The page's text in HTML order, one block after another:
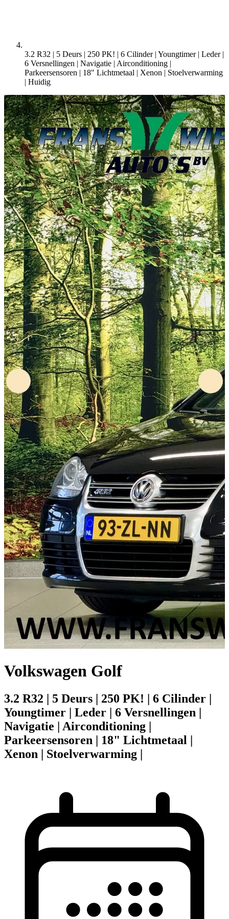
3.2 R32 | 5 Deurs | 250 PK! | 6 Cilinder | Youngtimer | Leder |
6 Versnellingen | Navigatie | Airconditioning |
Parkeersensoren | 18" Lichtmetaal | Xenon | Stoelverwarming
| Huidig
Volkswagen Golf
3.2 R32 | 5 Deurs | 250 PK! | 6 Cilinder |
Youngtimer | Leder | 6 Versnellingen |
Navigatie | Airconditioning |
Parkeersensoren | 18" Lichtmetaal |
Xenon | Stoelverwarming |